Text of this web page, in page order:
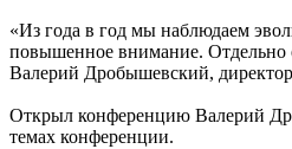
«Из года в год мы наблюдаем
повышенное внимание. Отдельно
Валерий Дробышевский,
Открыл конференцию Валерий
темах конференции.